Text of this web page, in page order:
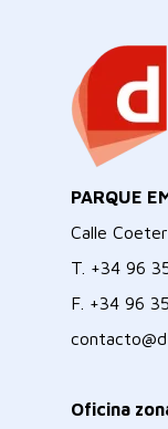
PARQUE
Calle
T. +34 96
F. +34 96
Oficina